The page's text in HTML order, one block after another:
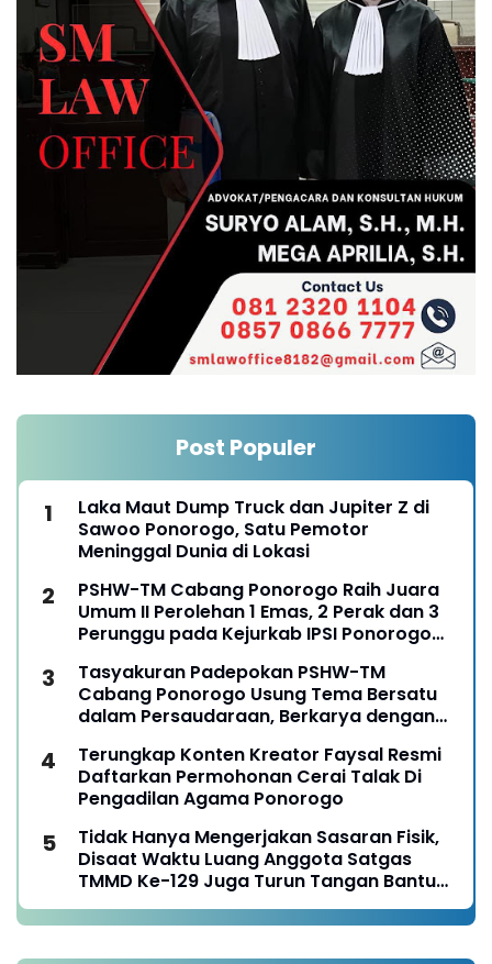
Post Populer
Laka Maut Dump Truck dan Jupiter Z di
Sawoo Ponorogo, Satu Pemotor
Meninggal Dunia di Lokasi
PSHW-TM Cabang Ponorogo Raih Juara
Umum II Perolehan 1 Emas, 2 Perak dan 3
Perunggu pada Kejurkab IPSI Ponorogo
Tasyakuran Padepokan PSHW-TM
Cabang Ponorogo Usung Tema Bersatu
dalam Persaudaraan, Berkarya dengan
Tanggungjawab
Terungkap Konten Kreator Faysal Resmi
Daftarkan Permohonan Cerai Talak Di
Pengadilan Agama Ponorogo
Tidak Hanya Mengerjakan Sasaran Fisik,
Disaat Waktu Luang Anggota Satgas
TMMD Ke-129 Juga Turun Tangan Bantu
Warga Panen Jagung